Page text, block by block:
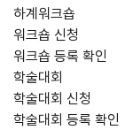
하계워크숍
워크숍 신청
워크숍 등록 확인
학술대회
학술대회 신청
학술대회 등록 확인